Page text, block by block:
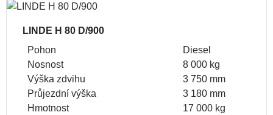
LINDE H 80 D/900
Pohon
Diesel
Nosnost
8 000 kg
Výška zdvihu
3 750 mm
Průjezdní výška
3 180 mm
Hmotnost
17 000 kg